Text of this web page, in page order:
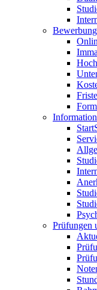
Prüfungen